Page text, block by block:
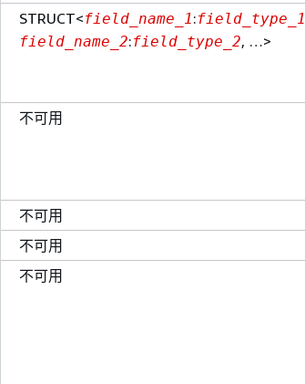
STRUCT<field_name_1:field_type_1
field_name_2:field_type_2, …>
不可用
不可用
不可用
不可用